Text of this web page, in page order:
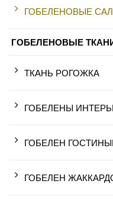
ГОБЕЛЕНОВЫЕ
ГОБЕЛЕНОВЫЕ
ТКАНЬ РОГОЖКА
ГОБЕЛЕНЫ
ГОБЕЛЕН
ГОБЕЛЕН